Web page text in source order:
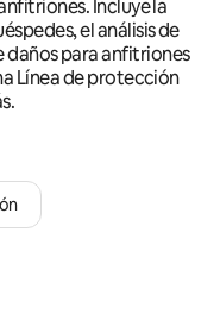
Incluye la
el análisis de
daños para anfitriones
Línea de protección